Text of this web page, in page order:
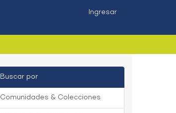
Ingresar
Buscar por
Comunidades & Colecciones